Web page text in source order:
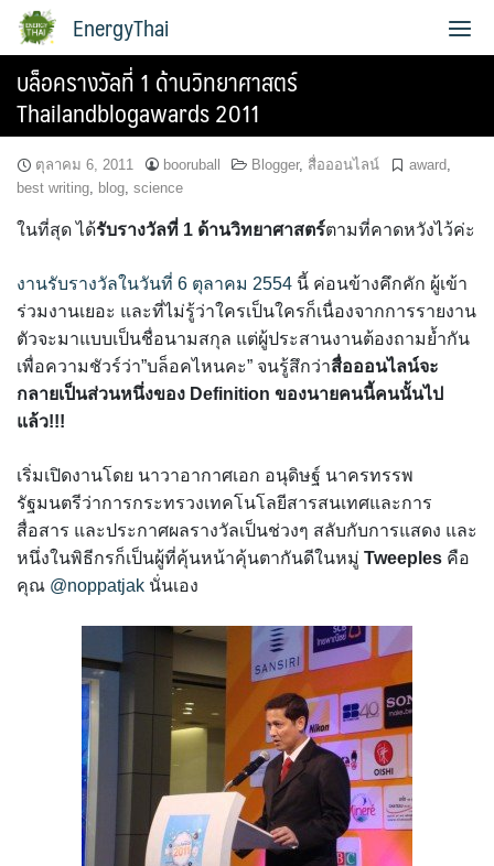
Skip
content
เกี่ยวกับผู้เขียน
EnergyThai
บล็อครางวัลที่ 1 ด้านวิทยาศาสตร์
Thailandblogawards 2011
ตุลาคม 6, 2011 booruball Blogger, สื่อออนไลน์ award,
best writing, blog, science
ในที่สุด ได้รับรางวัลที่ 1 ด้านวิทยาศาสตร์ตามที่คาดหวังไว้ค่ะ
งานรับรางวัลในวันที่ 6 ตุลาคม 2554 นี้ ค่อนข้างคึกคัก ผู้เข้า
ร่วมงานเยอะ และที่ไม่รู้ว่าใครเป็นใครก็เนื่องจากการรายงาน
ตัวจะมาแบบเป็นชื่อนามสกุล แต่ผู้ประสานงานต้องถามย้ำกัน
เพื่อความชัวร์ว่า”บล็อคไหนคะ” จนรู้สึกว่าสื่อออนไลน์จะ
กลายเป็นส่วนหนึ่งของ Definition ของนายคนนี้คนนั้นไป
แล้ว!!!
เริ่มเปิดงานโดย นาวาอากาศเอก อนุดิษฐ์ นาครทรรพ
รัฐมนตรีว่าการกระทรวงเทคโนโลยีสารสนเทศและการ
สื่อสาร และประกาศผลรางวัลเป็นช่วงๆ สลับกับการแสดง และ
หนึ่งในพิธีกรก็เป็นผู้ที่คุ้นหน้าคุ้นตากันดีในหมู่ Tweeples คือ
คุณ @noppatjak นั่นเอง